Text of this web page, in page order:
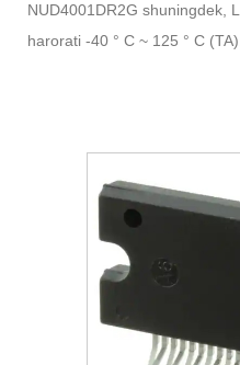
NUD4001DR2G shuningdek,
harorati -40 ° C ~ 125 ° C